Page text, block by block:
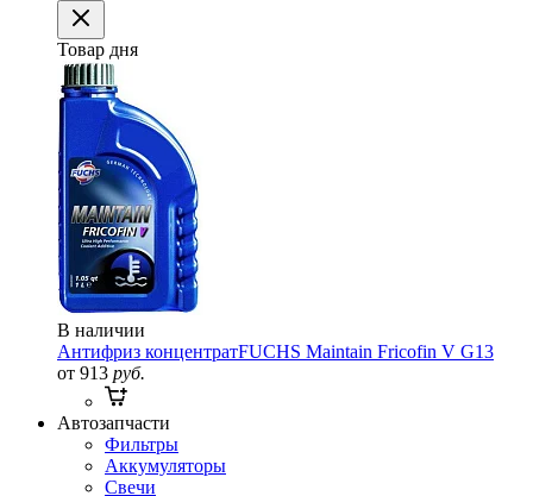
Товар дня
В наличии
Антифриз концентратFUCHS Maintain Fricofin V G13
от 913 руб.
Автозапчасти
Фильтры
Аккумуляторы
Свечи